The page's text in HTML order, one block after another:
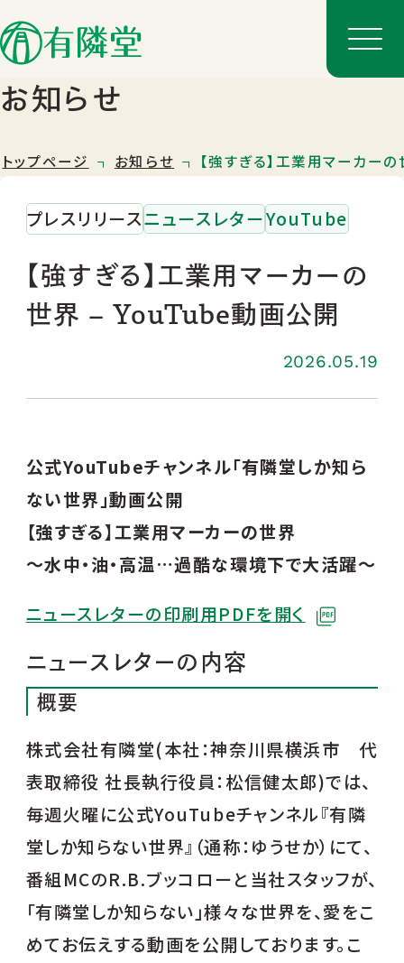
店舗一覧
お知らせ
トップページ お知らせ 【強すぎる】工業用マーカ
プレスリリースニュースレターYouTube
【強すぎる】工業用マーカーの
世界 – YouTube動画公開
2026.05.19
公式YouTubeチャンネル「有隣堂しか知ら
ない世界」動画公開
【強すぎる】工業用マーカーの世界
～水中・油・高温…過酷な環境下で大活躍～
ニュースレターの印刷用PDFを開く
ニュースレターの内容
概要
株式会社有隣堂(本社：神奈川県横浜市 代
表取締役 社長執行役員：松信健太郎)では、
毎週火曜に公式YouTubeチャンネル『有隣
堂しか知らない世界』（通称：ゆうせか）にて、
番組MCのR.B.ブッコローと当社スタッフが、
「有隣堂しか知らない」様々な世界を、愛をこ
めてお伝えする動画を公開しております。こ